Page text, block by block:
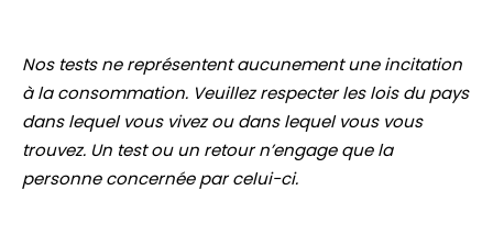
Nos tests ne représentent aucunement une incitation
à la consommation. Veuillez respecter les lois du pays
dans lequel vous vivez ou dans lequel vous vous
trouvez. Un test ou un retour n’engage que la
personne concernée par celui-ci.